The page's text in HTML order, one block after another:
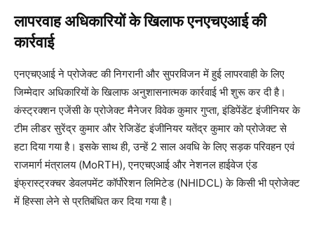
लापरवाह अधिकारियों के खिलाफ एनएचएआई की
कार्रवाई
एनएचएआई ने प्रोजेक्ट की निगरानी और सुपरविजन में हुई लापरवाही के लिए
जिम्मेदार अधिकारियों के खिलाफ अनुशासनात्मक कार्रवाई भी शुरू कर दी है।
कंस्ट्रक्शन एजेंसी के प्रोजेक्ट मैनेजर विवेक कुमार गुप्ता, इंडिपेंडेंट इंजीनियर के
टीम लीडर सुरेंद्र कुमार और रेजिडेंट इंजीनियर यतेंद्र कुमार को प्रोजेक्ट से
हटा दिया गया है। इसके साथ ही, उन्हें 2 साल अवधि के लिए सड़क परिवहन एवं
राजमार्ग मंत्रालय (MoRTH), एनएचएआई और नेशनल हाईवेज एंड
इंफ्रास्ट्रक्चर डेवलपमेंट कॉर्पोरेशन लिमिटेड (NHIDCL) के किसी भी प्रोजेक्ट
में हिस्सा लेने से प्रतिबंधित कर दिया गया है।